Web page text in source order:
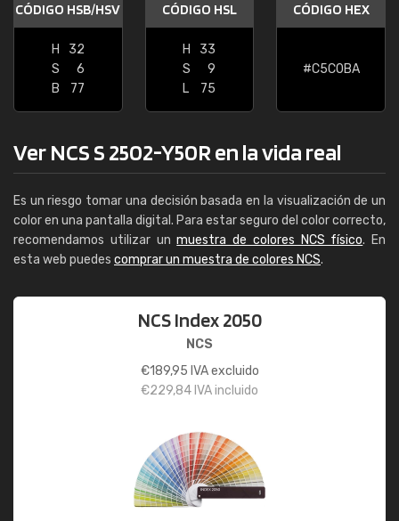
CÓDIGO HSB/HSV
H
32
S
6
B
77
CÓDIGO HSL
H
33
S
9
L
75
CÓDIGO HEX
#C5C0BA
Ver NCS S 2502-Y50R en la vida real
Es un riesgo tomar una decisión basada en la visualización de un
color en una pantalla digital. Para estar seguro del color correcto,
recomendamos utilizar unmuestra de colores NCS físico. En
esta web puedes comprar un muestra de colores NCS.
NCS Index 2050
NCS
€189,95 IVA excluido
€229,84 IVA incluido